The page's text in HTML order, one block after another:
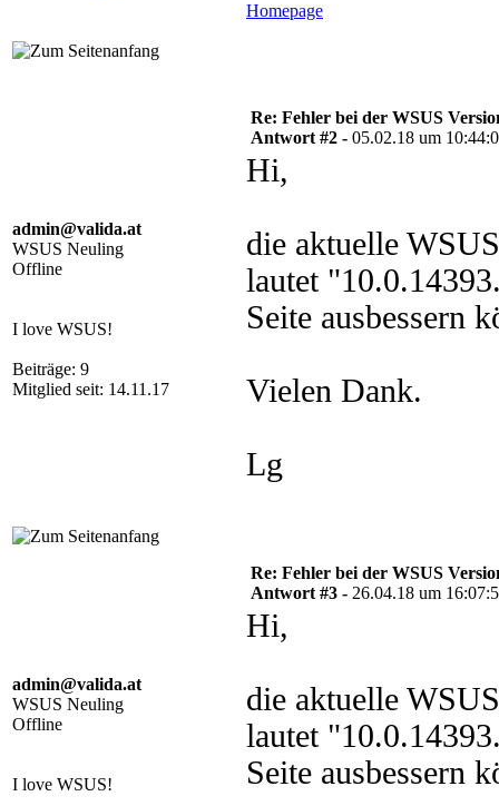
Homepage
admin@valida.at
WSUS Neuling
Offline
I love WSUS!
Beiträge: 9
Mitglied seit: 14.11.17
Re: Fehler bei der WSUS
Antwort #2 - 05.02.18 um
Hi,
die aktuelle
lautet
Seite ausbessern
Vielen Dank.
Lg
admin@valida.at
WSUS Neuling
Offline
I love WSUS!
Re: Fehler bei der WSUS
Antwort #3 - 26.04.18 um
Hi,
die aktuelle
lautet
Seite ausbessern